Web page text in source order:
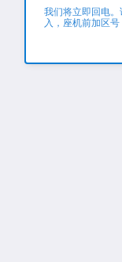
我们将立即回电。
入，座机前加区